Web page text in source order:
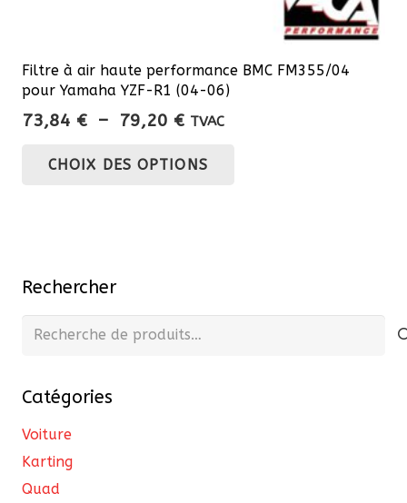
Filtre à air haute performance BMC FM355/04
pour Yamaha YZF-R1 (04-06)
73,84 € – 79,20 €Plage
prix :
TVAC
CHOIX DES OPTIONS
Rechercher
Recherche
Catégories
Voiture
Karting
Quad